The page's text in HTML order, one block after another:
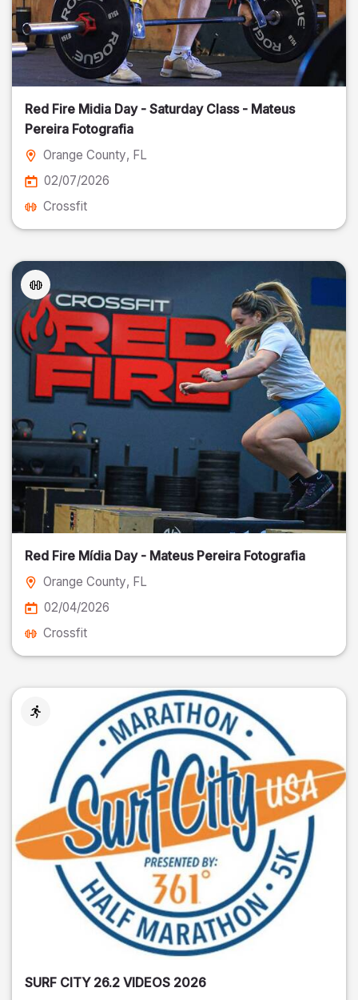
Red Fire Midia Day - Saturday Class - Mateus
Pereira Fotografia
Orange County, FL
02/07/2026
Crossfit
Red Fire Mídia Day - Mateus Pereira Fotografia
Orange County, FL
02/04/2026
Crossfit
SURF CITY 26.2 VIDEOS 2026